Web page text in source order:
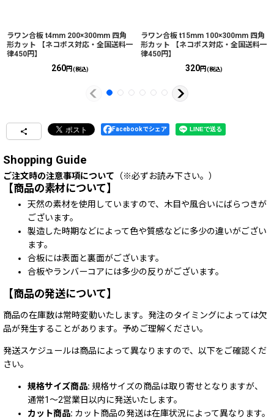
ラワン合板 t4mm 200×300mm 四角
形カット 【ネコポス対応・全国送料一
律450円】
260円(税込)
ラワン合板 t15mm 100×300mm 四角
形カット 【ネコポス対応・全国送料一
律450円】
320円(税込)
Facebookでシェア
Shopping Guide
ご注文時の注意事項について （※必ずお読み下さい。）
【商品の素材について】
天然の素材を使用していますので、木目や風合いにばらつきが
ございます。
製造した時期などによって色や質感などに多少の違いがござい
ます。
合板には表面と裏面がございます。
合板やランバーコアには多少の反りがございます。
【商品の発送について】
商品の在庫数は常時変動いたします。発注のタイミングによっては欠
品が発生することがあります。予めご理解ください。
発送スケジュールは商品によって異なりますので、以下をご確認くだ
さい。
規格サイズ商品: 規格サイズの商品は取り寄せとなりますが、
通常1～2営業日以内に発送いたします。
カット商品: カット商品の発送は在庫状況によって異なります。